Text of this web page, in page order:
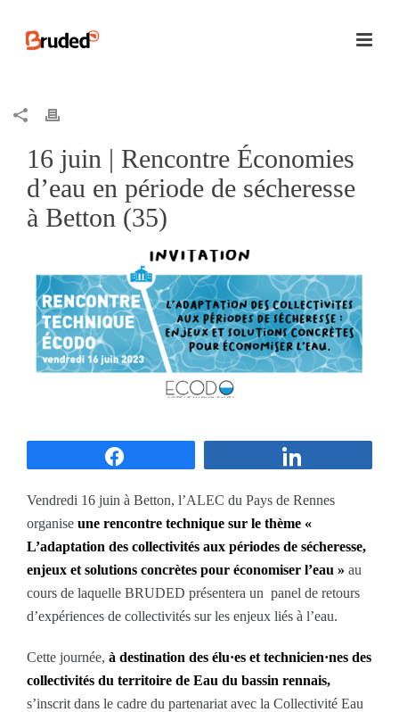
16 juin | Rencontre Économies
d’eau en période de sécheresse
à Betton (35)
Vendredi 16 juin à Betton, l’ALEC du Pays de Rennes
organise une rencontre technique sur le thème «
L’adaptation des collectivités aux périodes de sécheresse,
enjeux et solutions concrètes pour économiser l’eau » au
cours de laquelle BRUDED présentera un panel de retours
d’expériences de collectivités sur les enjeux liés à l’eau.
Cette journée, à destination des élu·es et technicien·nes des
collectivités du territoire de Eau du bassin rennais,
s’inscrit dans le cadre du partenariat avec la Collectivité Eau